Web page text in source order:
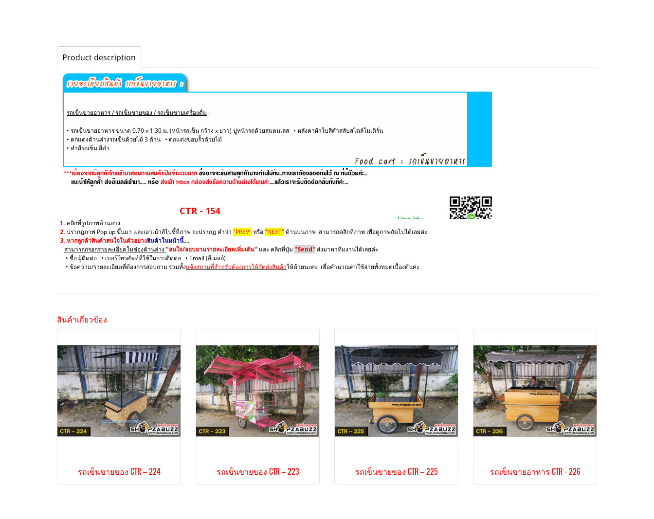
Product description
รถเข็นขายอาหาร / รถเข็นขายของ / รถเข็นขายเครื่องดื่ม :
• รถเข็นขายอาหาร ขนาด 0.70 x 1.30 ม. (หน้ารถเข็น กว้าง x ยาว) ปูหน้ารถด้วยสแตนเลส • หลังคาผ้าใบสีดำสลับสไตล์โมเดิร์น
• ตกแต่งด้านล่างรถเข็นด้วยไม้ 3 ด้าน • ตกแต่งขอบรั้วด้วยไม้
​• ทำสีรถเข็น สีดำ
CTR - 154
1. คลิกที่รูปภาพด้านล่าง
2. ปรากฎภาพ Pop up ขึ้นมา และเอาเม้าส์ไปชี้ที่ภาพ จะปรากฎ คำว่า "PREV" หรือ"NEXT" ด้านบนภาพ สามารถคลิกที่ภาพ เพื่อดูภาพถัดไปได้เลยค่ะ
3. หากลูกค้าสินค้าสนใจในตัวอย่างสินค้าในหน้านี้....
สามารถกรอกรายละเอียดในช่องด้านล่าง "สนใจ/สอบถามรายละเอียดเพิ่มเติม" และ คลิกที่ปุ่ม "Send" ส่งมาหาทีมงานได้เลยค่ะ
• ชื่อ ผู้ติดต่อ • เบอร์โทรศัพท์ที่ใช้ในการติดต่อ • Email (อีเมลล์)
• ข้อความ/รายละเอียดที่ต้องการสอบถาม รวมทั้งแจ้งสถานที่สำหรับต้องการให้จัดส่งสินค้าให้ด้วยนะคะ เพื่อคำนวณค่าใช้จ่ายทั้งหมดเบื้องต้นค่ะ
สินค้าเกี่ยวข้อง
รถเข็นขายของ CTR – 224 รถเข็นขายของ CTR – 223 รถเข็นขายของ CTR – 225 รถเข็นขายอาหาร CTR - 226